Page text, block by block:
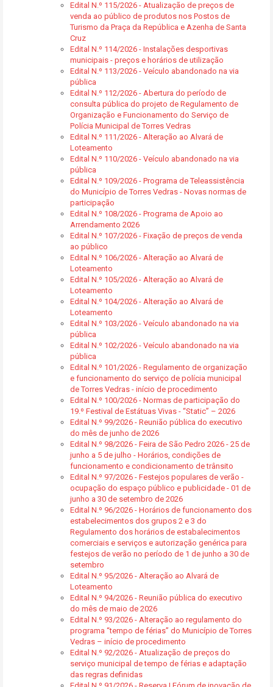
Edital N.º 115/2026 - Atualização de preços de
venda ao público de produtos nos Postos de
Turismo da Praça da República e Azenha de Santa
Cruz
Edital N.º 114/2026 - Instalações desportivas
municipais - preços e horários de utilização
Edital N.º 113/2026 - Veículo abandonado na via
pública
Edital N.º 112/2026 - Abertura do período de
consulta pública do projeto de Regulamento de
Organização e Funcionamento do Serviço de
Polícia Municipal de Torres Vedras
Edital N.º 111/2026 - Alteração ao Alvará de
Loteamento
Edital N.º 110/2026 - Veículo abandonado na via
pública
Edital N.º 109/2026 - Programa de Teleassistência
do Município de Torres Vedras - Novas normas de
participação
Edital N.º 108/2026 - Programa de Apoio ao
Arrendamento 2026
Edital N.º 107/2026 - Fixação de preços de venda
ao público
Edital N.º 106/2026 - Alteração ao Alvará de
Loteamento
Edital N.º 105/2026 - Alteração ao Alvará de
Loteamento
Edital N.º 104/2026 - Alteração ao Alvará de
Loteamento
Edital N.º 103/2026 - Veículo abandonado na via
pública
Edital N.º 102/2026 - Veículo abandonado na via
pública
Edital N.º 101/2026 - Regulamento de organização
e funcionamento do serviço de polícia municipal
de Torres Vedras - início de procedimento
Edital N.º 100/2026 - Normas de participação do
19.º Festival de Estátuas Vivas - “Static” – 2026
Edital N.º 99/2026 - Reunião pública do executivo
do mês de junho de 2026
Edital N.º 98/2026 - Feira de São Pedro 2026 - 25 de
junho a 5 de julho - Horários, condições de
funcionamento e condicionamento de trânsito
Edital N.º 97/2026 - Festejos populares de verão -
ocupação do espaço público e publicidade - 01 de
junho a 30 de setembro de 2026
Edital N.º 96/2026 - Horários de funcionamento dos
estabelecimentos dos grupos 2 e 3 do
Regulamento dos horários de estabalecimentos
comerciais e serviços e autorização genérica para
festejos de verão no período de 1 de junho a 30 de
setembro
Edital N.º 95/2026 - Alteração ao Alvará de
Loteamento
Edital N.º 94/2026 - Reunião pública do executivo
do mês de maio de 2026
Edital N.º 93/2026 - Alteração ao regulamento do
programa “tempo de férias” do Município de Torres
Vedras – início de procedimento
Edital N.º 92/2026 - Atualização de preços do
serviço municipal de tempo de férias e adaptação
das regras definidas